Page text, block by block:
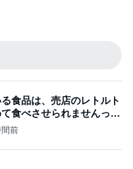
食品は、売店のレトルト
食べさせられませんっ
前